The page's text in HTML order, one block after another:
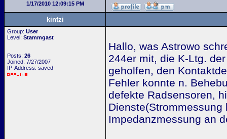
1/17/2010 12:09:15 PM
kintzi
Group: User
Level: Stammgast
Posts: 26
Joined: 7/27/2007
IP-Address: saved
Hallo, was Astrowo
244er mit, die K-Ltg.
geholfen, den
Fehler konnte n.
defekte Radsensoren,
Impedanzmessung an